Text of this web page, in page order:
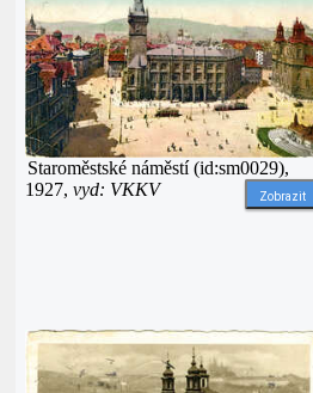
Staroměstské náměstí (id:sm0029),
1927, vyd: VKKV Zobrazit